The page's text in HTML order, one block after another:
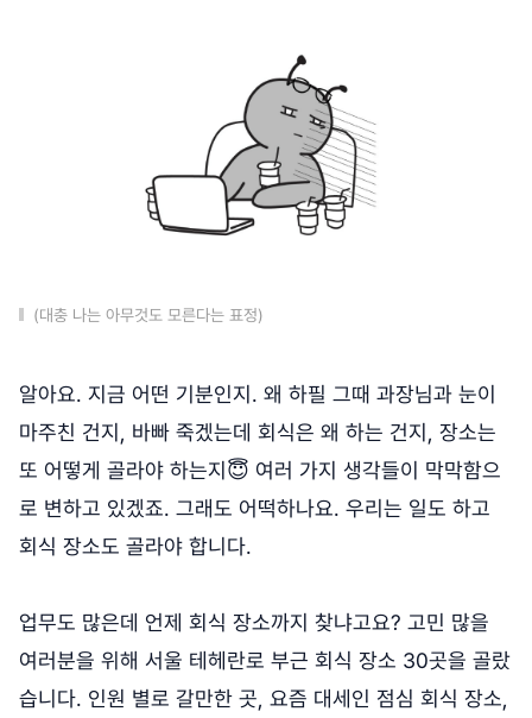
(대충 나는 아무것도 모른다는 표정)
알아요. 지금 어떤 기분인지. 왜 하필 그때 과장님과 눈이
마주친 건지, 바빠 죽겠는데 회식은 왜 하는 건지, 장소는
또 어떻게 골라야 하는지😇 여러 가지 생각들이 막막함으
로 변하고 있겠죠. 그래도 어떡하나요. 우리는 일도 하고
회식 장소도 골라야 합니다.
업무도 많은데 언제 회식 장소까지 찾냐고요? 고민 많을
여러분을 위해 서울 테헤란로 부근 회식 장소 30곳을 골랐
습니다. 인원 별로 갈만한 곳, 요즘 대세인 점심 회식 장소,